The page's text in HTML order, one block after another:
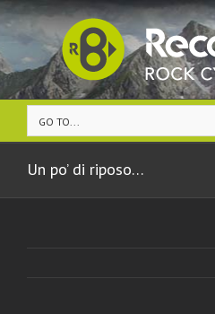
GO TO...
Un po’ di riposo…